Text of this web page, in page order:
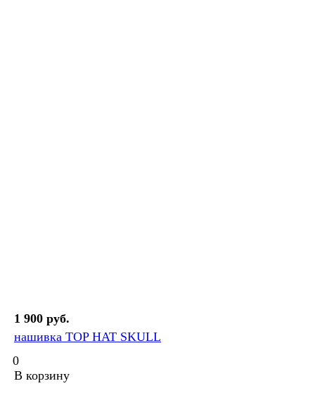
1 900 руб.
нашивка TOP HAT SKULL
0
В корзину